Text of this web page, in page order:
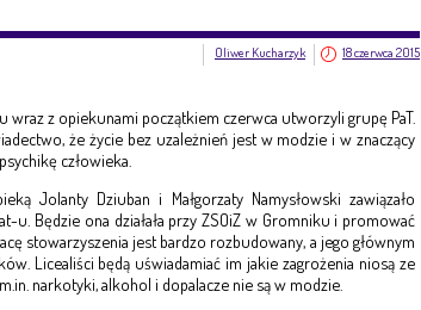
18 czerwca 2015
Oliwer Kucharzyk
wraz z opiekunami początkiem czerwca utworzyli grupę PaT.
że życie bez uzależnień jest w modzie i w znaczący
człowieka.
Jolanty Dziuban i Małgorzaty Namysłowski zawiązało
u. Będzie ona działała przy ZSOiZ w Gromniku i promować
stowarzyszenia jest bardzo rozbudowany, a jego głównym
Licealiści będą uświadamiać im jakie zagrożenia niosą ze
narkotyki, alkohol i dopalacze nie są w modzie.